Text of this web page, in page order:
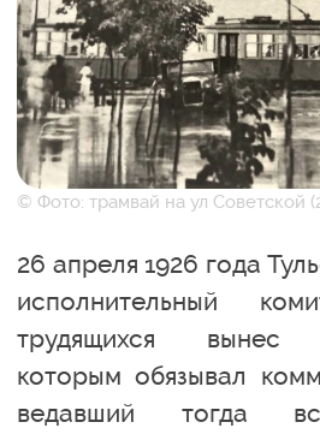
© Фото: трамвай на ул Советской
26 апреля 1926 года
исполнительный
трудящихся вынес
которым обязывал
ведавший тогда